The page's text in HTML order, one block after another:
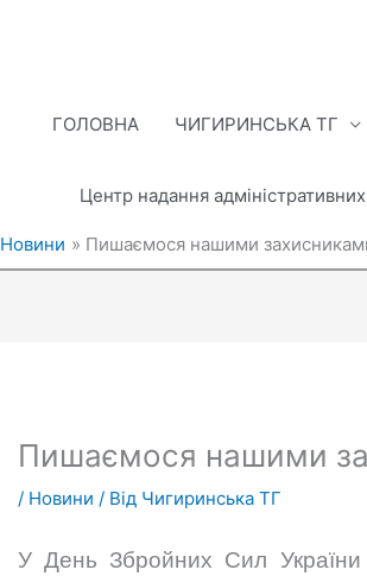
ГОЛОВНА ЧИГИРИНСЬКА ТГ
Центр надання
Новини Пишаємося нашими
Пишаємося нашими
/ Новини / Від Чигиринська ТГ
У День Збройних Сил України